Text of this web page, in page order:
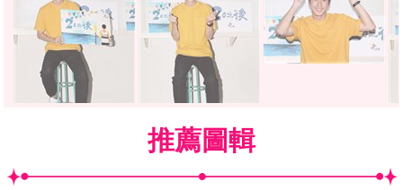
推薦圖輯